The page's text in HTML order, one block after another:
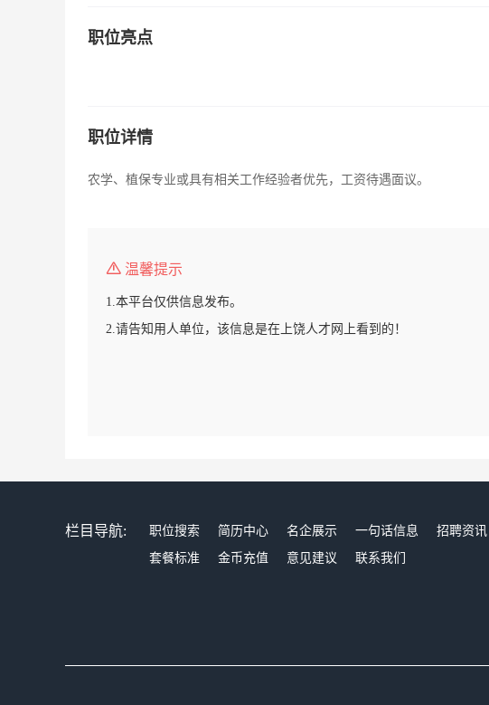
职位亮点
职位详情
农学、植保专业或具有相关工作经验者优先，工资待遇面议。
温馨提示
1.本平台仅供信息发布。
2.请告知用人单位，该信息是在上饶人才网上看到的！
栏目导航: 职位搜索 简历中心 名企展示 一句话信息 招聘资讯
套餐标准
金币充值 意见建议 联系我们